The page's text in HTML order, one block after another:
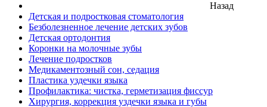
Назад
Детская и подростковая стоматология
Безболезненное лечение детских зубов
Детская ортодонтия
Коронки на молочные зубы
Лечение подростков
Медикаментозный сон, седация
Пластика уздечки языка
Профилактика: чистка, герметизация фиссур
Хирургия, коррекция уздечки языка и губы